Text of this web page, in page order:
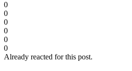
0
0
0
0
0
0
Already reacted for this post.